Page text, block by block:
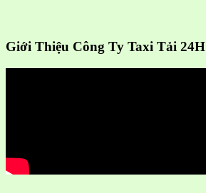
Giới Thiệu Công Ty Taxi Tải 24H